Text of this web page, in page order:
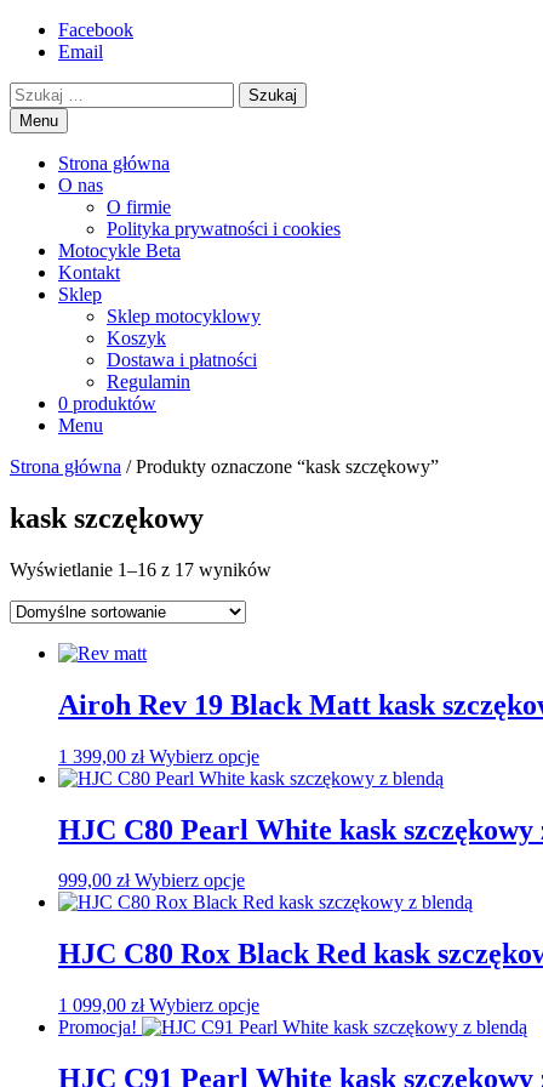
Przejdź
motorex
akcesoria motocyklowe
Facebook
Email
Szukaj
Menu
Strona główna
O nas
O firmie
Polityka prywatności i cookies
Motocykle Beta
Kontakt
Sklep
Sklep motocyklowy
Koszyk
Dostawa i płatności
Regulamin
0 produktów
Menu
Strona główna / Produkty oznaczone “kask szczękowy”
kask szczękowy
Wyświetlanie 1–16 z 17 wyników
Airoh Rev 19 Black Matt kask
1 399,00 zł Wybierz opcjeTen
produkt
wiele
wariantów.
wybrać
stronie
produktu
HJC C80 Pearl White kask szczękowy
999,00 zł Wybierz opcjeTen
produkt
wiele
wariantów.
można
wybrać
stronie
HJC C80 Rox Black Red kask
1 099,00 zł Wybierz opcjeTen
produkt
wiele
Promocja!
HJC C91 Pearl White kask szczękowy